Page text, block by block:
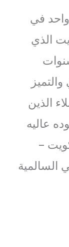
في
الذي
الذين
عاليه
–